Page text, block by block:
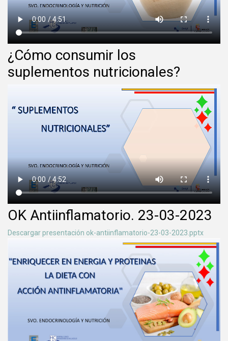
¿Cómo consumir los
suplementos nutricionales?
OK Antiinflamatorio. 23-03-2023
Descargar presentación ok-antiinflamatorio-23-03-2023.pptx